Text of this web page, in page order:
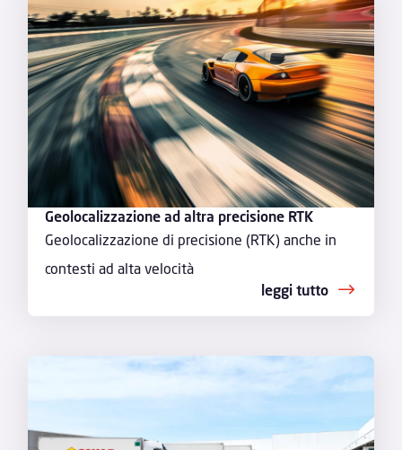
Geolocalizzazione ad altra precisione RTK
Geolocalizzazione di precisione (RTK) anche in
contesti ad alta velocità
leggi tutto